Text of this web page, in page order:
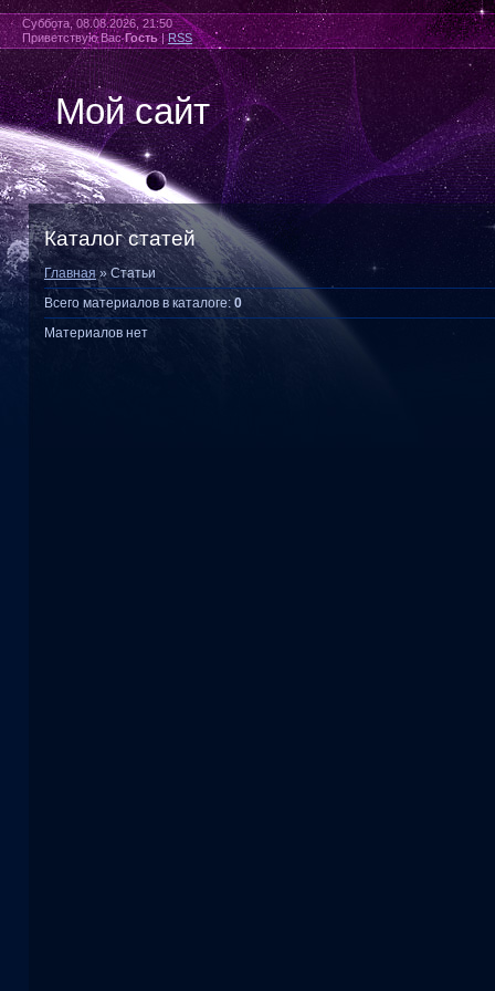
Суббота, 08.08.2026, 21:50
Приветствую Вас Гость|RSS
Мой сайт
Каталог статей
Главная »Статьи
Всего материалов в каталоге:0
Материалов нет